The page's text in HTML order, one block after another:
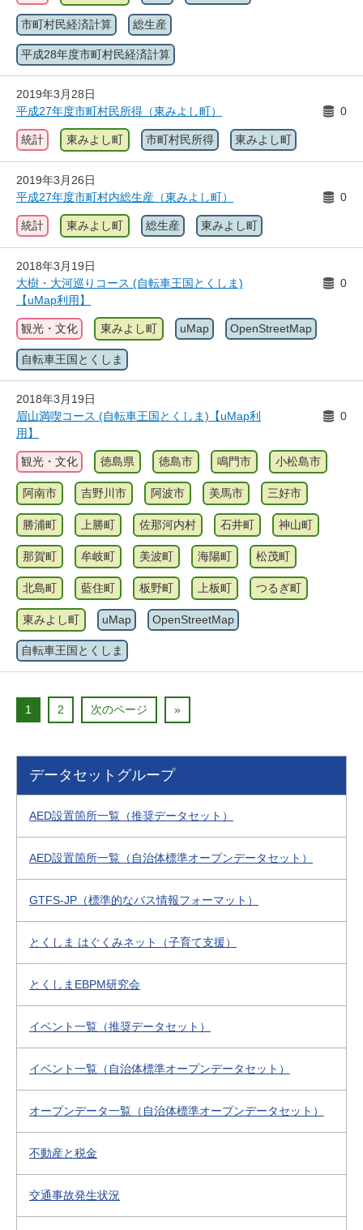
市町村民経済計算 総生産
平成28年度市町村民経済計算
2019年3月28日
平成27年度市町村民所得（東みよし町）
0
統計 東みよし町 市町村民所得 東みよし町
2019年3月26日
平成27年度市町村内総生産（東みよし町）
0
統計 東みよし町 総生産 東みよし町
2018年3月19日
大樹・大河巡りコース (自転車王国とくしま)
【uMap利用】
0
観光・文化 東みよし町 uMap OpenStreetMap
自転車王国とくしま
2018年3月19日
眉山満喫コース (自転車王国とくしま)【uMap利
用】
0
観光・文化 徳島県 徳島市 鳴門市 小松島市
阿南市 吉野川市 阿波市 美馬市 三好市
勝浦町 上勝町 佐那河内村 石井町 神山町
那賀町 牟岐町 美波町 海陽町 松茂町
北島町 藍住町 板野町 上板町 つるぎ町
東みよし町 uMap OpenStreetMap
自転車王国とくしま
1 2 次のページ »
データセットグループ
AED設置箇所一覧（推奨データセット）
AED設置箇所一覧（自治体標準オープンデータセット）
GTFS-JP（標準的なバス情報フォーマット）
とくしま はぐくみネット（子育て支援）
とくしまEBPM研究会
イベント一覧（推奨データセット）
イベント一覧（自治体標準オープンデータセット）
オープンデータ一覧（自治体標準オープンデータセット）
不動産と税金
交通事故発生状況